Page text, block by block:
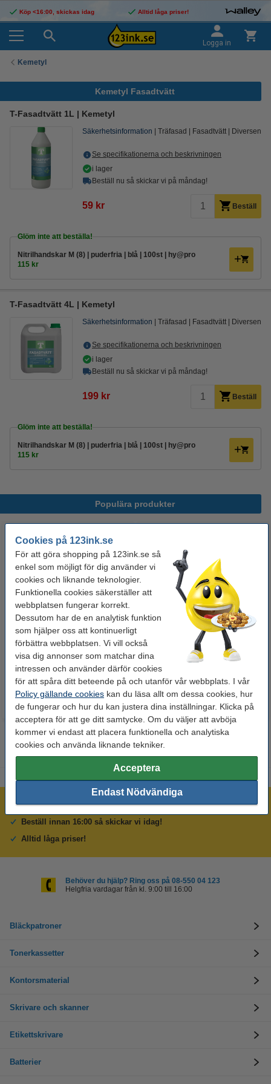
Cookies på 123ink.se
För att göra shopping på 123ink.se så
enkel som möjligt för dig använder vi
cookies och liknande teknologier.
Funktionella cookies säkerställer att
webbplatsen fungerar korrekt.
Dessutom har de en analytisk funktion
som hjälper oss att kontinuerligt
förbättra webbplatsen. Vi vill också
visa dig annonser som matchar dina
intressen och använder därför cookies
för att spåra ditt beteende på och utanför vår webbplats. I vår
Policy gällande cookies kan du läsa allt om dessa cookies, hur
de fungerar och hur du kan justera dina inställningar. Klicka på
acceptera för att ge ditt samtycke. Om du väljer att avböja
kommer vi endast att placera funktionella och analytiska
cookies och använda liknande tekniker.
Acceptera
Endast Nödvändiga
Köp <16:00, skickas idag Alltid låga priser!
Logga in
Kemetyl
Kemetyl Fasadtvätt
T-Fasadtvätt 1L | Kemetyl
Säkerhetsinformation Träfasad Fasadtvätt Diversen
Se specifikationerna och beskrivningen
i lager
Beställ nu så skickar vi på måndag!
59 kr Beställ
Glöm inte att beställa!
Nitrilhandskar M (8) | puderfria | blå | 100st | hy@pro
115 kr
T-Fasadtvätt 4L | Kemetyl
Säkerhetsinformation Träfasad Fasadtvätt Diversen
Se specifikationerna och beskrivningen
i lager
Beställ nu så skickar vi på måndag!
199 kr Beställ
Glöm inte att beställa!
Nitrilhandskar M (8) | puderfria | blå | 100st | hy@pro
115 kr
Populära produkter
Whiteboardpenna 2.5mm |
123ink | sorterade färger | 4st
60 kr
Lamineringsfickor A4 80 mik. |
blank | 123ink 100st
125 kr Inkl. 25% Moms
Mer än 300.000 kunder!
Beställ innan 16:00 så skickar vi idag!
Alltid låga priser!
Behöver du hjälp? Ring oss på 08-550 04 123
Helgfria vardagar från kl. 9:00 till 16:00
Bläckpatroner
Tonerkassetter
Kontorsmaterial
Skrivare och skanner
Etikettskrivare
Batterier